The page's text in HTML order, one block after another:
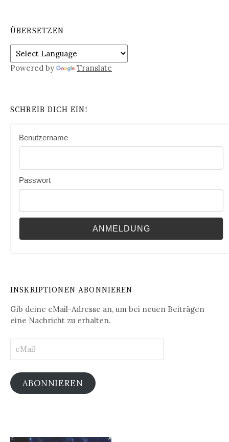
ÜBERSETZEN
Powered by Translate
SCHREIB DICH EIN!
Benutzername
Passwort
INSKRIPTIONEN ABONNIEREN
Gib deine eMail-Adresse an, um bei neuen Beiträgen
eine Nachricht zu erhalten.
ABONNIEREN